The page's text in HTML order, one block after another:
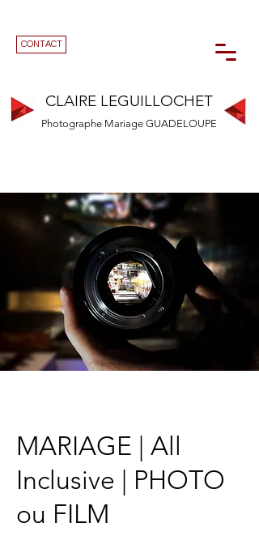
CLAIRE LEGUILLOCHET
Photographe Mariage GUADELOUPE
CONTACT
MARIAGE | All
Inclusive | PHOTO
ou FILM